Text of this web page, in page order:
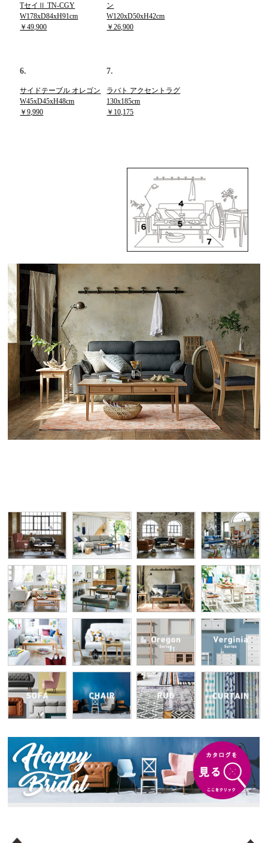
TセイⅡ TN-CGY
W178xD84xH91cm
￥49,900
ン
W120xD50xH42cm
￥26,900
6.
サイドテーブル オレゴン
W45xD45xH48cm
￥9,990
7.
ラバト アクセントラグ
130x185cm
￥10,175